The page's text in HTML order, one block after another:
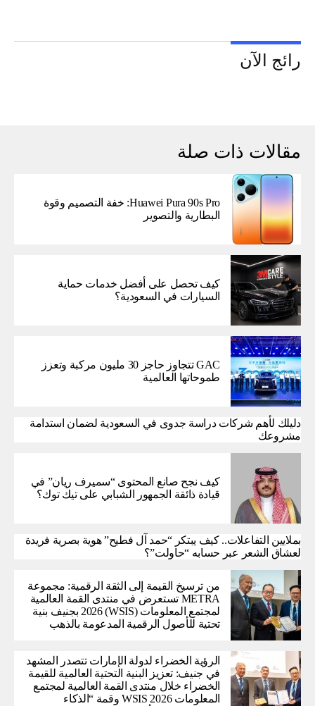
رائج الآن
مقالات ذات صلة
Huawei Pura 90s Pro: خفة التصميم وقوة
البطارية والتصوير
كيف تحصل على أفضل خدمات حماية
السيارات في السعودية؟
GAC تتجاوز حاجز 30 مليون مركبة وتعزز
طموحاتها العالمية
دليلك لأهم شركات دراسة جدوى في السعودية لضمان استدامة
مشروعك
كيف نجح صانع المحتوى “سميرف ريان” في
قيادة ذائقة الجمهور الشبابي على تيك توك؟
بملايين التفاعلات.. كيف يبتكر “حمد آل فطيح” هوية بصرية فريدة
لعشاق الشعر عبر حسابه “حاولت”؟
من ترسيخ القيمة إلى الثقة الرقمية: مجموعة
METRA تستعرض في منتدى القمة العالمية
لمجتمع المعلومات (WSIS) 2026 بجنيف بنية
تحتية للأصول الرقمية المدعومة بالذهب
الرؤية الخضراء لدولة الإمارات تتصدر المشهد
في جنيف: تعزيز البنية التحتية العالمية للقيمة
الخضراء خلال منتدى القمة العالمية لمجتمع
المعلومات WSIS 2026 وقمة “الذكاء